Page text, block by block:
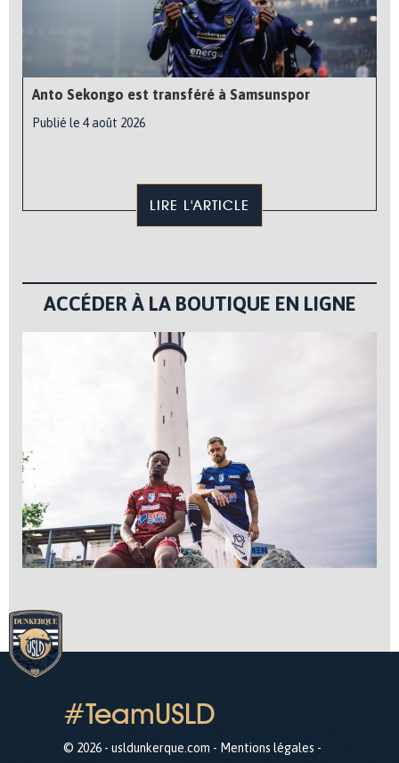
Anto Sekongo est transféré à Samsunspor
Publié le 4 août 2026
LIRE L'ARTICLE
ACCÉDER À LA BOUTIQUE EN LIGNE
#TeamUSLD
© 2026 - usldunkerque.com - Mentions légales -